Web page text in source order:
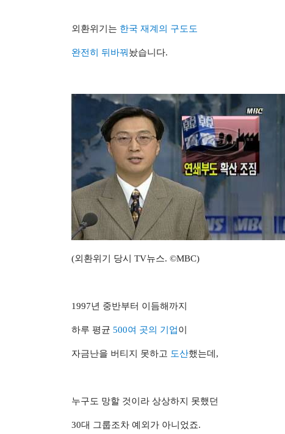
외환위기는 한국 재계의 구도도
완전히 뒤바꿔 놨습니다.
(외환위기 당시 TV뉴스. ©MBC)
1997년 중반부터 이듬해까지
하루 평균 500여 곳의 기업이
자금난을 버티지 못하고 도산했는데,
누구도 망할 것이라 상상하지 못했던
30대 그룹조차 예외가 아니었죠.